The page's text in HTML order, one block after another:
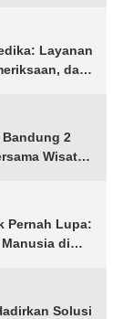
Layanan
dan
2
Wisata
Pernah Lupa:
di
Solusi